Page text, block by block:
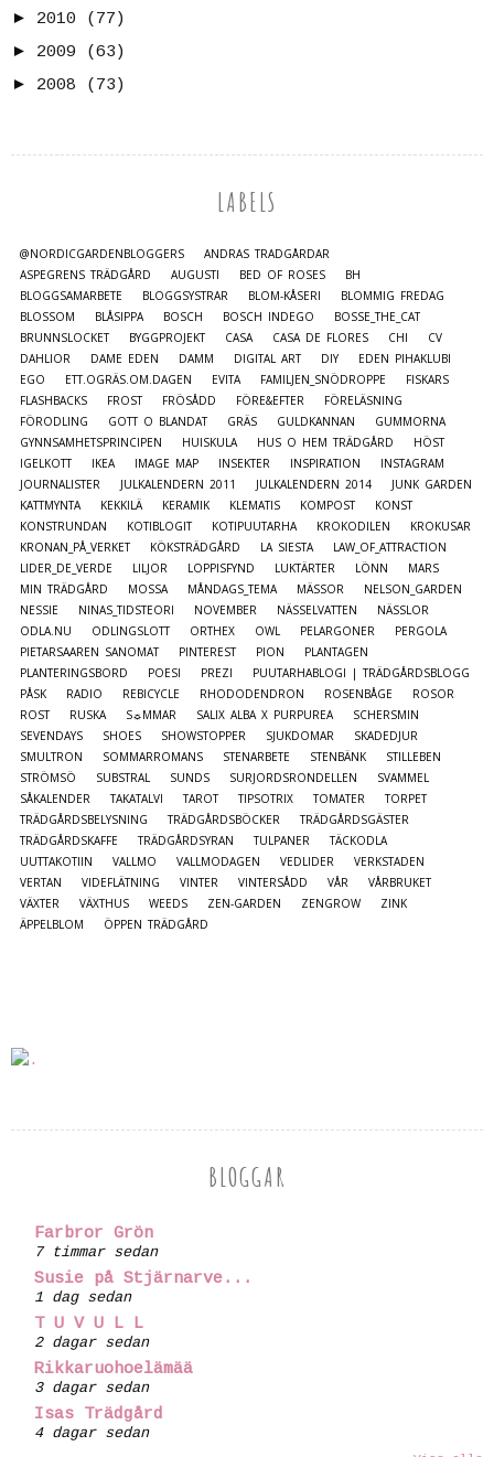
► 2010
(77)
► 2009
(63)
► 2008 (73)
LABELS
@NORDICGARDENBLOGGERS
ANDRAS TRÄDGÅRDAR
ASPEGRENS TRÄDGÅRD
AUGUSTI BED OF ROSES
BH
BLOGGSAMARBETE
BLOGGSYSTRAR BLOM-KÅSERI
BLOMMIG FREDAG
BLOSSOM
BLÅSIPPA BOSCH BOSCH INDEGO
BOSSE_THE_CAT
BRUNNSLOCKET
BYGGPROJEKT CASA CASA DE FLORES CHI
CV
DAHLIOR
DAME EDEN DAMM DIGITAL ART DIY
EDEN PIHAKLUBI
EGO
ETT.OGRÄS.OM.DAGEN EVITA FAMILJEN_SNÖDROPPE
FISKARS
FLASHBACKS
FROST FRÖSÅDD FÖRE&EFTER
FÖRELÄSNING
FÖRODLING
GOTT O BLANDAT GRÄS GULDKANNAN
GUMMORNA
GYNNSAMHETSPRINCIPEN
HUISKULA HUS O HEM TRÄDGÅRD
HÖST
IGELKOTT
IKEA IMAGE MAP INSEKTER INSPIRATION
INSTAGRAM
JOURNALISTER
JULKALENDERN 2011 JULKALENDERN 2014
JUNK GARDEN
KATTMYNTA
KEKKILÄ KERAMIK KLEMATIS KOMPOST
KONST
KONSTRUNDAN
KOTIBLOGIT KOTIPUUTARHA KROKODILEN
KROKUSAR
KRONAN_PÅ_VERKET
KÖKSTRÄDGÅRD LA SIESTA
LAW_OF_ATTRACTION
LIDER_DE_VERDE
LILJOR LOPPISFYND LUKTÄRTER LÖNN
MARS
MIN TRÄDGÅRD
MOSSA MÅNDAGS_TEMA MÄSSOR
NELSON_GARDEN
NESSIE
NINAS_TIDSTEORI NOVEMBER NÄSSELVATTEN
NÄSSLOR
ODLA.NU
ODLINGSLOTT ORTHEX OWL PELARGONER
PERGOLA
PIETARSAAREN SANOMAT
PINTEREST PION
PLANTAGEN
PLANTERINGSBORD
POESI PREZI
PUUTARHABLOGI | TRÄDGÅRDSBLOGG
PÅSK
RADIO REBICYCLE RHODODENDRON ROSENBÅGE
ROSOR
ROST
RUSKA S☼MMAR SALIX ALBA X PURPUREA
SCHERSMIN
SEVENDAYS
SHOES SHOWSTOPPER SJUKDOMAR
SKADEDJUR
SMULTRON
SOMMARROMANS STENARBETE STENBÄNK
STILLEBEN
STRÖMSÖ
SUBSTRAL SUNDS SURJORDSRONDELLEN
SVAMMEL
SÅKALENDER
TAKATALVI TAROT TIPSOTRIX TOMATER
TORPET
TRÄDGÅRDSBELYSNING
TRÄDGÅRDSBÖCKER
TRÄDGÅRDSGÄSTER
TRÄDGÅRDSKAFFE
TRÄDGÅRDSYRAN TULPANER
TÄCKODLA
UUTTAKOTIIN
VALLMO VALLMODAGEN VEDLIDER
VERKSTADEN
VERTAN
VIDEFLÄTNING VINTER VINTERSÅDD VÅR
VÅRBRUKET
VÄXTER
VÄXTHUS WEEDS ZEN-GARDEN ZENGROW
ZINK
ÄPPELBLOM
ÖPPEN TRÄDGÅRD
BLOGGAR
Farbror Grön
7 timmar sedan
Susie på Stjärnarve...
1 dag sedan
T U V U L L
2 dagar sedan
Rikkaruohoelämää
3 dagar sedan
Isas Trädgård
4 dagar sedan